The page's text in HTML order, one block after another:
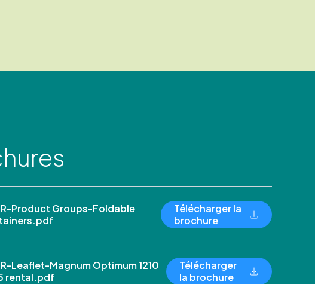
Product Groups-Foldable
Télécharger la
brochure
Leaflet-Magnum Optimum 1210
rental.pdf
Télécharger
la brochure